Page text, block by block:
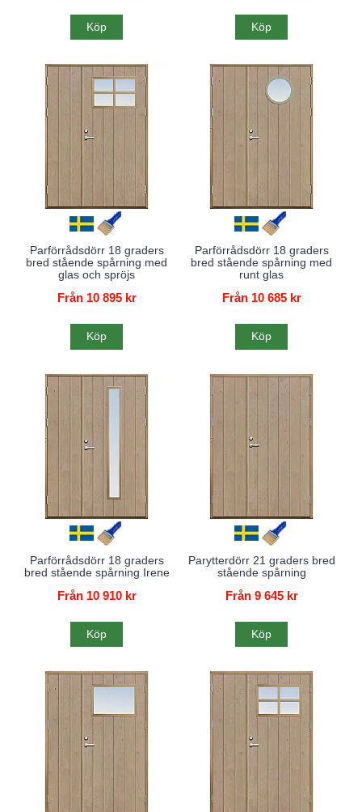
Köp Köp
Parförrådsdörr 18 graders
bred stående spårning med
glas och spröjs
Från 10 895 kr
Köp
Parförrådsdörr 18 graders
bred stående spårning med
runt glas
Från 10 685 kr
Köp
Parförrådsdörr 18 graders
bred stående spårning Irene
Från 10 910 kr
Köp
Parytterdörr 21 graders bred
stående spårning
Från 9 645 kr
Köp